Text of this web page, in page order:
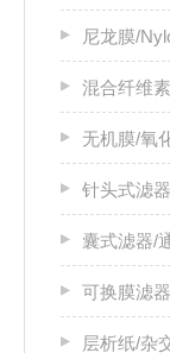
尼龙膜/
混合纤维
无机膜/氧
针头式滤器
囊式滤器/
可换膜滤
层析纸/杂